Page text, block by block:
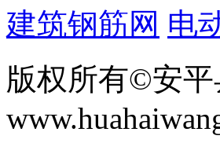
建筑钢筋网 电
版权所有©安